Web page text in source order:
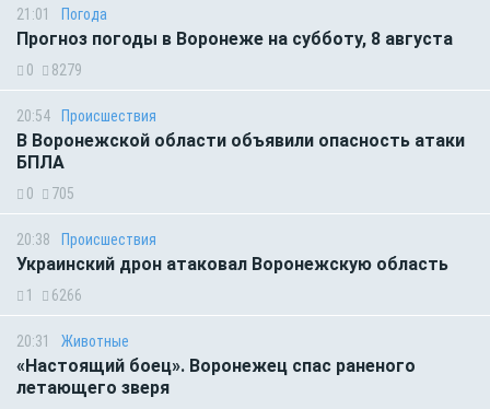
21:01 Погода
Прогноз погоды в Воронеже на субботу, 8 августа
0 8279
20:54 Происшествия
В Воронежской области объявили опасность атаки
БПЛА
0 705
20:38 Происшествия
Украинский дрон атаковал Воронежскую область
1 6266
20:31 Животные
«Настоящий боец». Воронежец спас раненого
летающего зверя